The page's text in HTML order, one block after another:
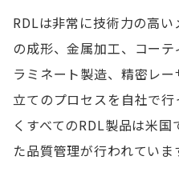
RDLは非常に技術力の高
の成形、金属加工、コー
ラミネート製造、精密レ
立てのプロセスを自社で
くすべてのRDL製品は米
た品質管理が行われていま